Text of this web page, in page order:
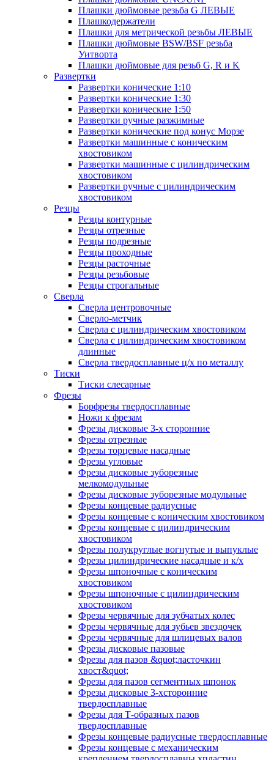
Плашки дюймовые резьба G ЛЕВЫЕ
Плашкодержатели
Плашки для метрической резьбы ЛЕВЫЕ
Плашки дюймовые BSW/BSF резьба
Уитворта
Плашки дюймовые для резьб G, R и K
Развертки
Развертки конические 1:10
Развертки конические 1:30
Развертки конические 1:50
Развертки ручные разжимные
Развертки конические под конус Морзе
Развертки машинные с коническим
хвостовиком
Развертки машинные с цилиндрическим
хвостовиком
Развертки ручные с цилиндрическим
хвостовиком
Резцы
Резцы контурные
Резцы отрезные
Резцы подрезные
Резцы проходные
Резцы расточные
Резцы резьбовые
Резцы строгальные
Сверла
Сверла центровочные
Сверло-метчик
Сверла с цилиндрическим хвостовиком
Сверла с цилиндрическим хвостовиком
длинные
Сверла твердосплавные ц/х по металлу
Тиски
Тиски слесарные
Фрезы
Борфрезы твердосплавные
Ножи к фрезам
Фрезы дисковые 3-х сторонние
Фрезы отрезные
Фрезы торцевые насадные
Фрезы угловые
Фрезы дисковые зуборезные
мелкомодульные
Фрезы дисковые зуборезные модульные
Фрезы концевые радиусные
Фрезы концевые с коническим хвостовиком
Фрезы концевые с цилиндрическим
хвостовиком
Фрезы полукруглые вогнутые и выпуклые
Фрезы цилиндрические насадные и к/х
Фрезы шпоночные с коническим
хвостовиком
Фрезы шпоночные с цилиндрическим
хвостовиком
Фрезы червячные для зубчатых колес
Фрезы червячные для зубьев звездочек
Фрезы червячные для шлицевых валов
Фрезы дисковые пазовые
Фрезы для пазов &quot;ласточкин
хвост&quot;
Фрезы для пазов сегментных шпонок
Фрезы дисковые 3-хсторонние
твердосплавные
Фрезы для Т-образных пазов
твердосплавные
Фрезы концевые радиусные твердосплавные
Фрезы концевые с механическим